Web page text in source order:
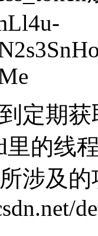
定期获
里的线
涉及